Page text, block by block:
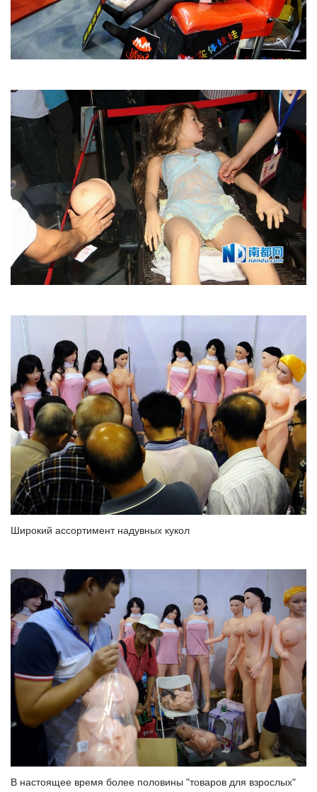
Широкий ассортимент надувных кукол
В настоящее время более половины "товаров для взрослых"